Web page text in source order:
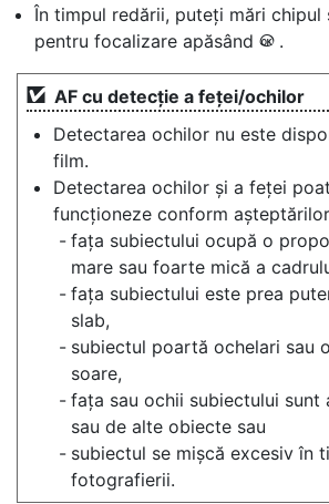
În timpul redării, puteți mări chipul
pentru focalizare apăsând J .
AF cu detecție a feței/ochilor
Detectarea ochilor nu este
film.
Detectarea ochilor și a feței
funcționeze conform
fața subiectului ocupă o
mare sau foarte mică a
fața subiectului este prea
slab,
subiectul poartă ochelari sau
soare,
fața sau ochii subiectului sunt
sau de alte obiecte sau
subiectul se mișcă excesiv în
fotografierii.